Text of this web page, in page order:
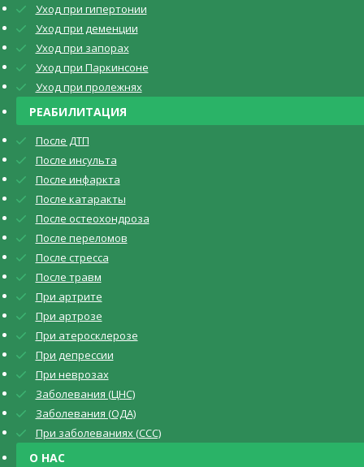
Уход при гипертонии
Уход при деменции
Уход при запорах
Уход при Паркинсоне
Уход при пролежнях
РЕАБИЛИТАЦИЯ
После ДТП
После инсульта
После инфаркта
После катаракты
После остеохондроза
После переломов
После стресса
После травм
При артрите
При артрозе
При атеросклерозе
При депрессии
При неврозах
Заболевания (ЦНС)
Заболевания (ОДА)
При заболеваниях (CCC)
О НАС